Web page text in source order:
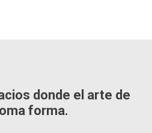
donde el arte de
forma.